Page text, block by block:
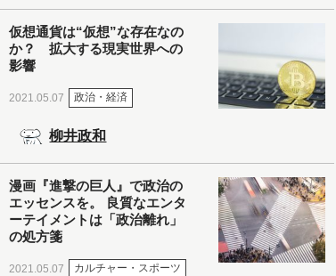
仮想通貨は“仮想”な存在なの
か？ 拡大する現実世界への
影響
2021.05.07 政治・経済
柳井政和
漫画『進撃の巨人』で政治の
エッセンスを。 良質なエンタ
ーテイメントは「政治離れ」
の処方箋
2021.05.07 カルチャー・スポーツ